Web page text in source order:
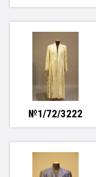
№1/72/3222